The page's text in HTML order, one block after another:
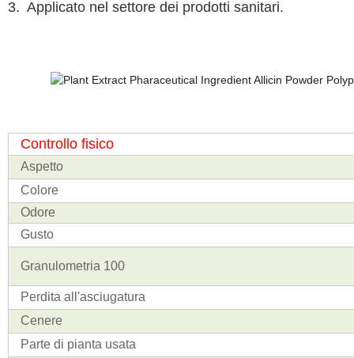
3. Applicato nel settore dei prodotti sanitari.
Controllo fisico
Aspetto
Colore
Odore
Gusto
Granulometria 100
Perdita all'asciugatura
Cenere
Parte di pianta usata